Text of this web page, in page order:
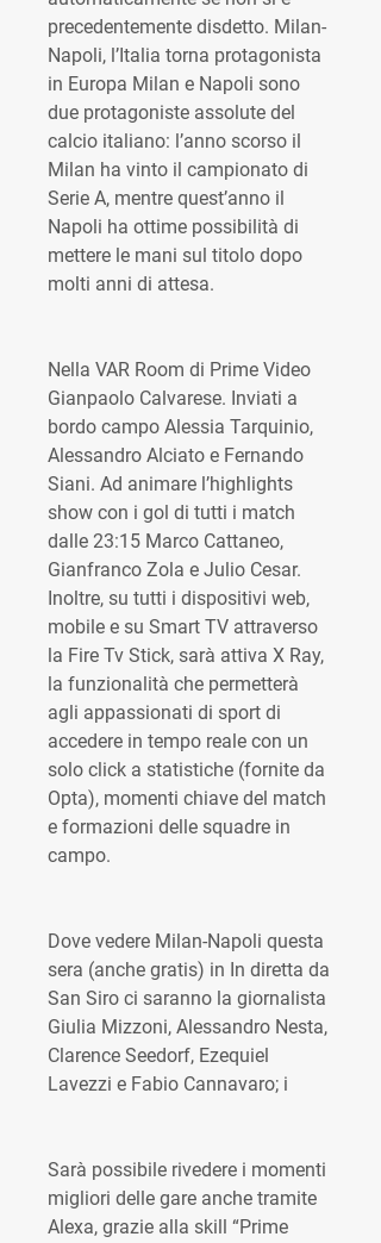
precedentemente disdetto. Milan-
Napoli, l’Italia torna protagonista
in Europa Milan e Napoli sono
due protagoniste assolute del
calcio italiano: l’anno scorso il
Milan ha vinto il campionato di
Serie A, mentre quest’anno il
Napoli ha ottime possibilità di
mettere le mani sul titolo dopo
molti anni di attesa.
Nella VAR Room di Prime Video
Gianpaolo Calvarese. Inviati a
bordo campo Alessia Tarquinio,
Alessandro Alciato e Fernando
Siani. Ad animare l’highlights
show con i gol di tutti i match
dalle 23:15 Marco Cattaneo,
Gianfranco Zola e Julio Cesar.
Inoltre, su tutti i dispositivi web,
mobile e su Smart TV attraverso
la Fire Tv Stick, sarà attiva X Ray,
la funzionalità che permetterà
agli appassionati di sport di
accedere in tempo reale con un
solo click a statistiche (fornite da
Opta), momenti chiave del match
e formazioni delle squadre in
campo.
Dove vedere Milan-Napoli questa
sera (anche gratis) in In diretta da
San Siro ci saranno la giornalista
Giulia Mizzoni, Alessandro Nesta,
Clarence Seedorf, Ezequiel
Lavezzi e Fabio Cannavaro; i
Sarà possibile rivedere i momenti
migliori delle gare anche tramite
Alexa, grazie alla skill “Prime